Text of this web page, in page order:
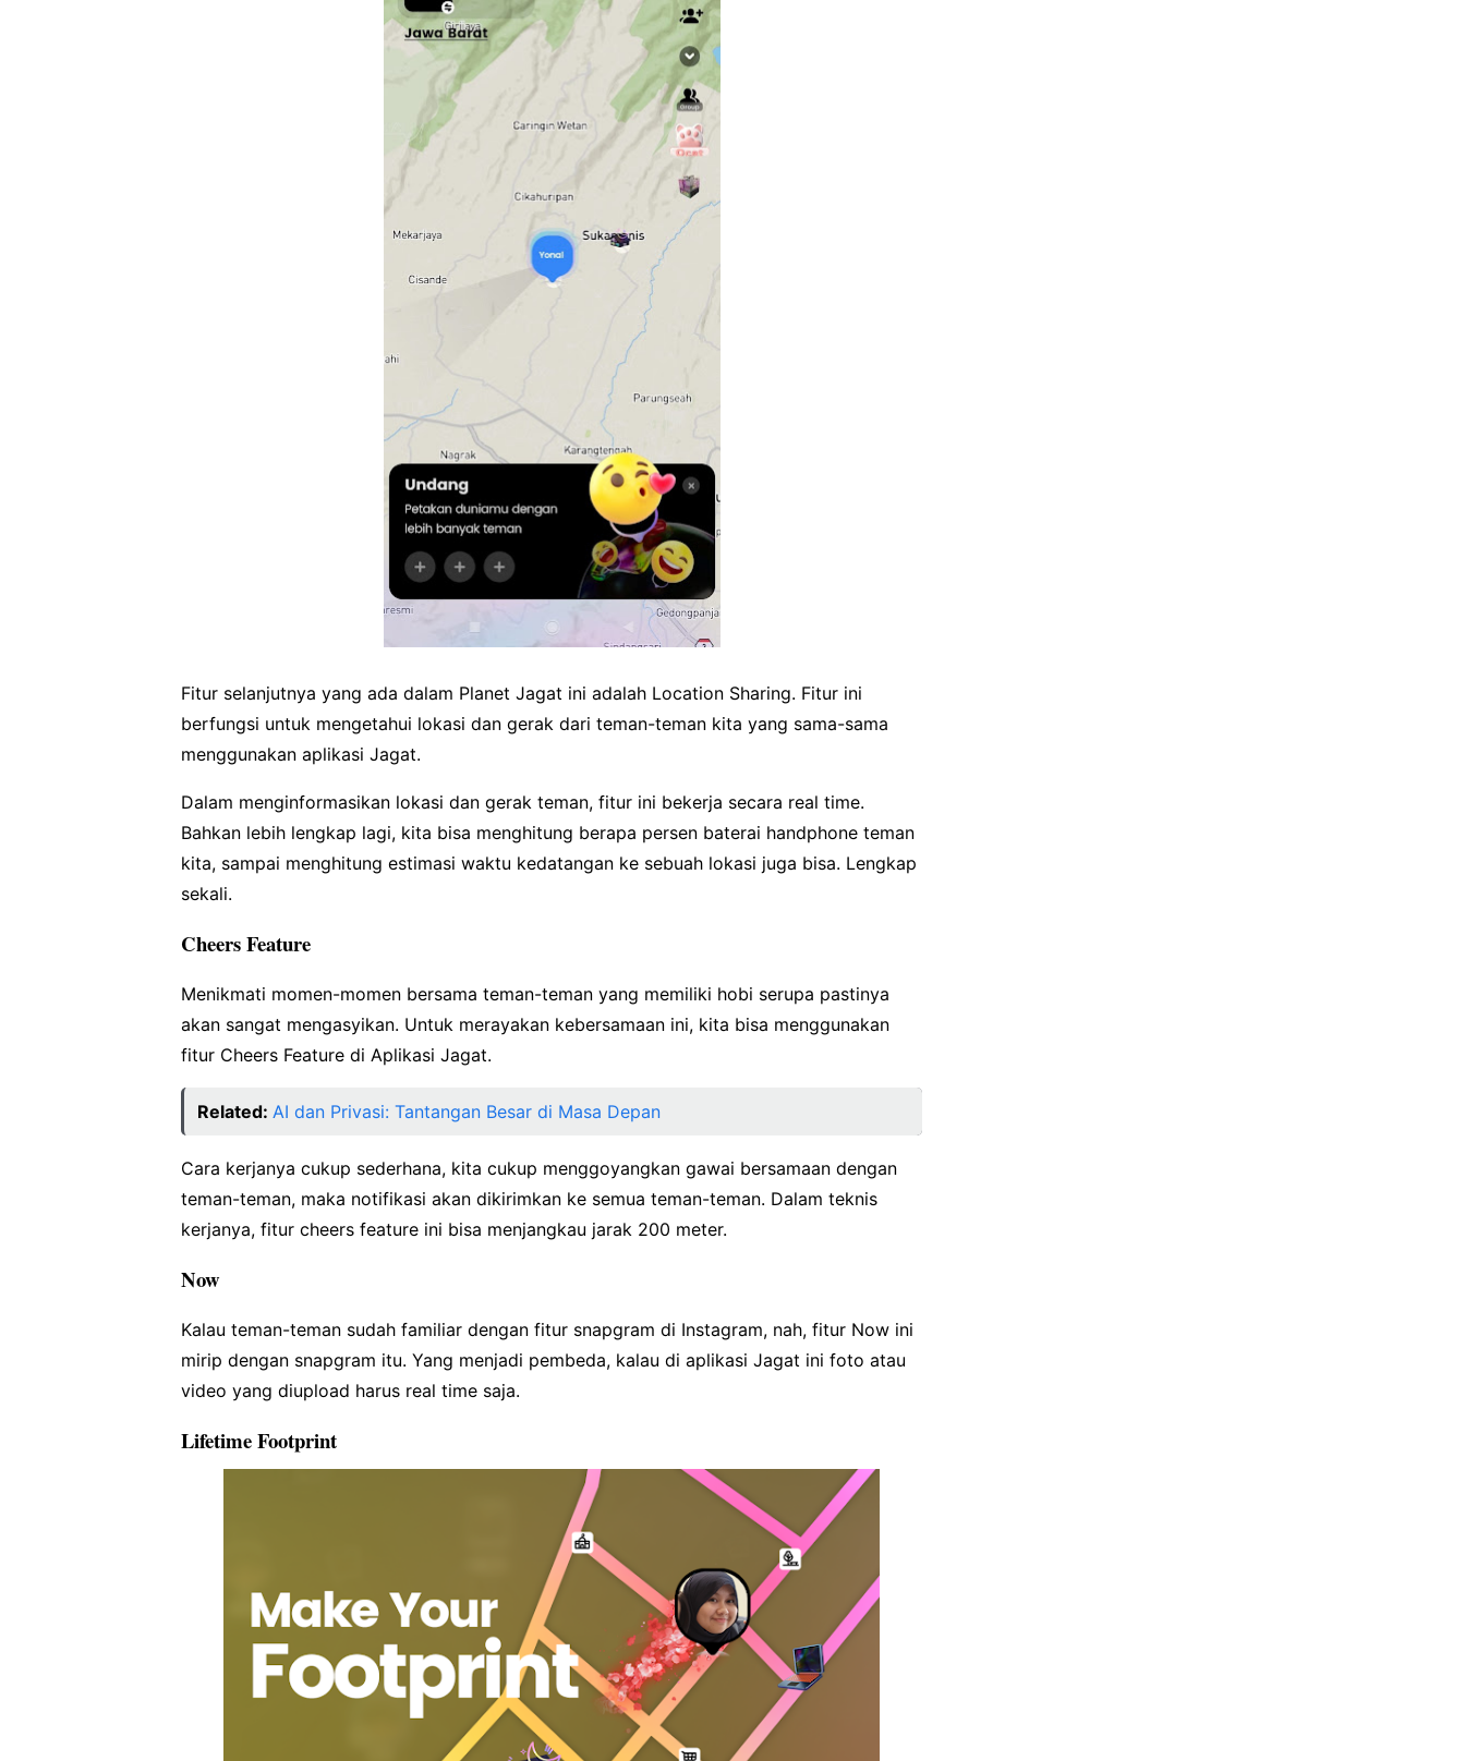
Fitur selanjutnya yang ada dalam Planet Jagat ini adalah Location Sharing. Fitur ini
berfungsi untuk mengetahui lokasi dan gerak dari teman-teman kita yang sama-sama
menggunakan aplikasi Jagat.
Dalam menginformasikan lokasi dan gerak teman, fitur ini bekerja secara real time.
Bahkan lebih lengkap lagi, kita bisa menghitung berapa persen baterai handphone teman
kita, sampai menghitung estimasi waktu kedatangan ke sebuah lokasi juga bisa. Lengkap
sekali.
Cheers Feature
Menikmati momen-momen bersama teman-teman yang memiliki hobi serupa pastinya
akan sangat mengasyikan. Untuk merayakan kebersamaan ini, kita bisa menggunakan
fitur Cheers Feature di Aplikasi Jagat.
Related: AI dan Privasi: Tantangan Besar di Masa Depan
Cara kerjanya cukup sederhana, kita cukup menggoyangkan gawai bersamaan dengan
teman-teman, maka notifikasi akan dikirimkan ke semua teman-teman. Dalam teknis
kerjanya, fitur cheers feature ini bisa menjangkau jarak 200 meter.
Now
Kalau teman-teman sudah familiar dengan fitur snapgram di Instagram, nah, fitur Now ini
mirip dengan snapgram itu. Yang menjadi pembeda, kalau di aplikasi Jagat ini foto atau
video yang diupload harus real time saja.
Lifetime Footprint